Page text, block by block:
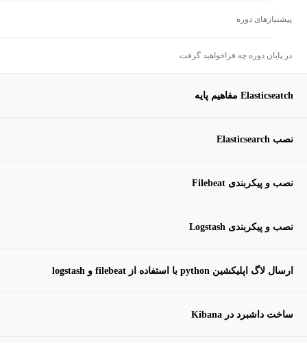
پیشنیازهای دوره
در پایان دوره چه فراخواهید گرفت
Elasticseatch مفاهیم پایه
نصب Elasticsearch
نصب و پیکربندی Filebeat
نصب و پیکربندی Logstash
ارسال لاگ اپلیکشین python با استفاده از filebeat و logstash
ساخت داشبرد در Kibana